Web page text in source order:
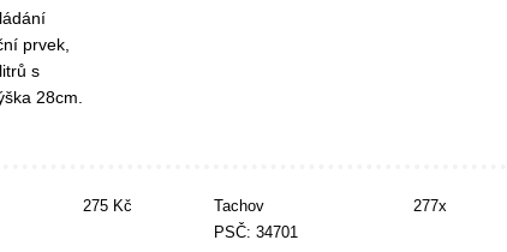
prvek,
s
28cm.
275 Kč
Tachov
PSČ: 34701
277x